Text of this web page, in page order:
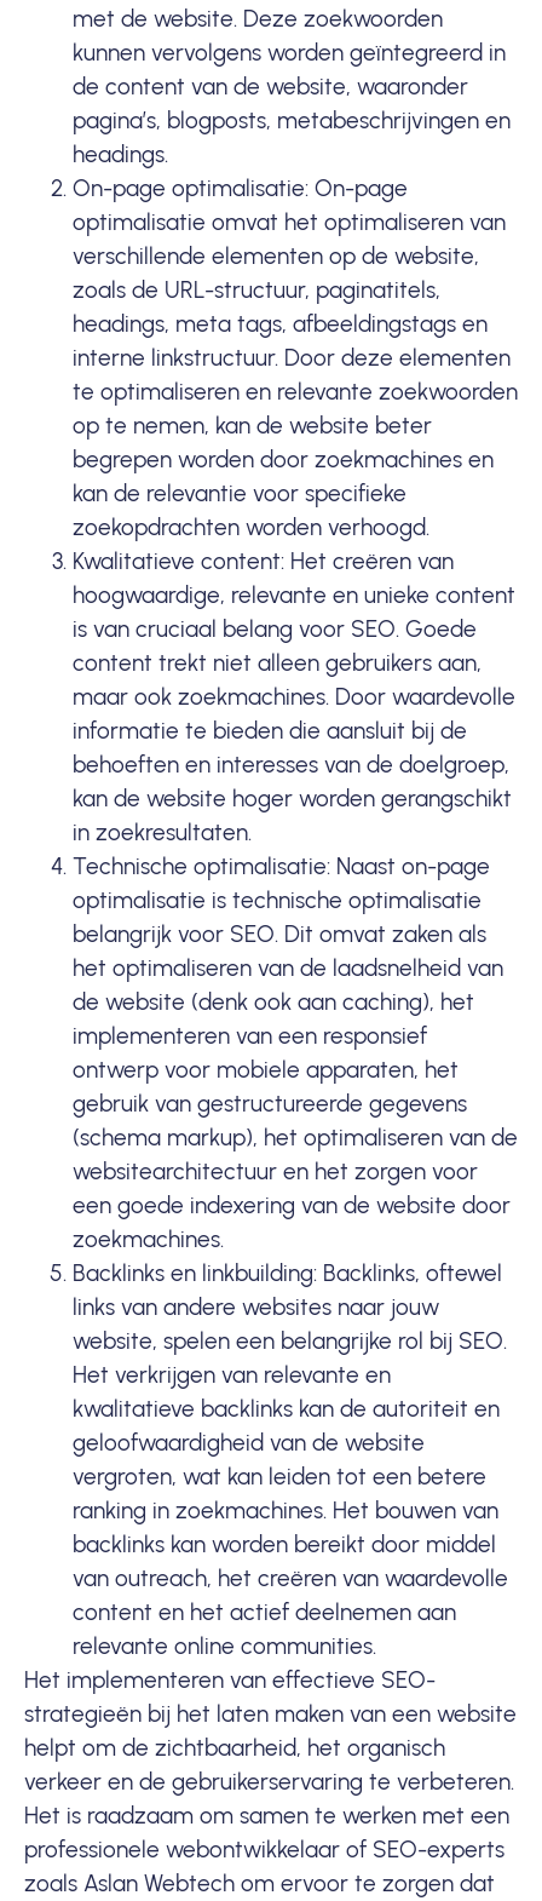
met de website. Deze zoekwoorden
kunnen vervolgens worden geïntegreerd in
de content van de website, waaronder
pagina’s, blogposts, metabeschrijvingen en
headings.
On-page optimalisatie: On-page
optimalisatie omvat het optimaliseren van
verschillende elementen op de website,
zoals de URL-structuur, paginatitels,
headings, meta tags, afbeeldingstags en
interne linkstructuur. Door deze elementen
te optimaliseren en relevante zoekwoorden
op te nemen, kan de website beter
begrepen worden door zoekmachines en
kan de relevantie voor specifieke
zoekopdrachten worden verhoogd.
Kwalitatieve content: Het creëren van
hoogwaardige, relevante en unieke content
is van cruciaal belang voor SEO. Goede
content trekt niet alleen gebruikers aan,
maar ook zoekmachines. Door waardevolle
informatie te bieden die aansluit bij de
behoeften en interesses van de doelgroep,
kan de website hoger worden gerangschikt
in zoekresultaten.
Technische optimalisatie: Naast on-page
optimalisatie is technische optimalisatie
belangrijk voor SEO. Dit omvat zaken als
het optimaliseren van de laadsnelheid van
de website (denk ook aan caching), het
implementeren van een responsief
ontwerp voor mobiele apparaten, het
gebruik van gestructureerde gegevens
(schema markup), het optimaliseren van de
websitearchitectuur en het zorgen voor
een goede indexering van de website door
zoekmachines.
Backlinks en linkbuilding: Backlinks, oftewel
links van andere websites naar jouw
website, spelen een belangrijke rol bij SEO.
Het verkrijgen van relevante en
kwalitatieve backlinks kan de autoriteit en
geloofwaardigheid van de website
vergroten, wat kan leiden tot een betere
ranking in zoekmachines. Het bouwen van
backlinks kan worden bereikt door middel
van outreach, het creëren van waardevolle
content en het actief deelnemen aan
relevante online communities.
Het implementeren van effectieve SEO-
strategieën bij het laten maken van een website
helpt om de zichtbaarheid, het organisch
verkeer en de gebruikerservaring te verbeteren.
Het is raadzaam om samen te werken met een
professionele webontwikkelaar of SEO-experts
zoals Aslan Webtech om ervoor te zorgen dat